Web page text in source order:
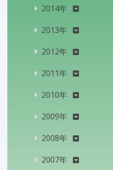
2014年
2013年
2012年
2011年
2010年
2009年
2008年
2007年